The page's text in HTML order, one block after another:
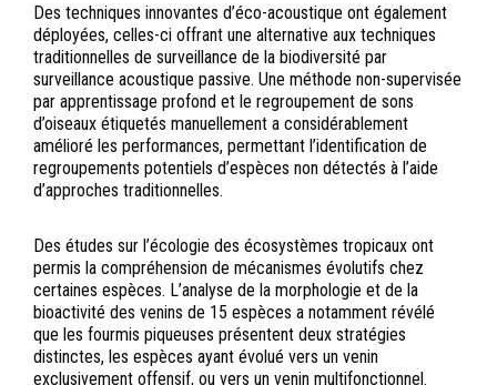
Des techniques innovantes d’éco-acoustique ont également
déployées, celles-ci offrant une alternative aux techniques
traditionnelles de surveillance de la biodiversité par
surveillance acoustique passive. Une méthode non-supervisée
par apprentissage profond et le regroupement de sons
d’oiseaux étiquetés manuellement a considérablement
amélioré les performances, permettant l’identification de
regroupements potentiels d’espèces non détectés à l’aide
d’approches traditionnelles.
Des études sur l’écologie des écosystèmes tropicaux ont
permis la compréhension de mécanismes évolutifs chez
certaines espèces. L’analyse de la morphologie et de la
bioactivité des venins de 15 espèces a notamment révélé
que les fourmis piqueuses présentent deux stratégies
distinctes, les espèces ayant évolué vers un venin
exclusivement offensif, ou vers un venin multifonctionnel.